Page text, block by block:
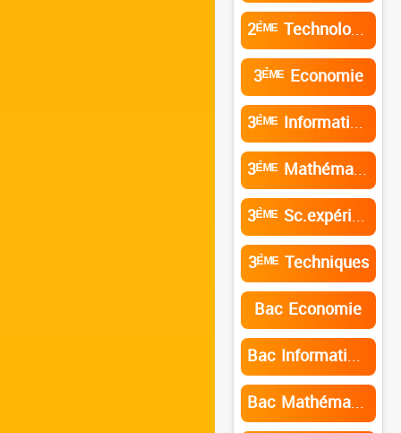
2ᴱ̀ᴹᴱ Technologie de l’informatique
3ᴱ̀ᴹᴱ Economie
3ᴱ̀ᴹᴱ Informatique
3ᴱ̀ᴹᴱ Mathématiques
3ᴱ̀ᴹᴱ Sc.expérimentales
3ᴱ̀ᴹᴱ Techniques
Bac Economie
Bac Informatique
Bac Mathématiques